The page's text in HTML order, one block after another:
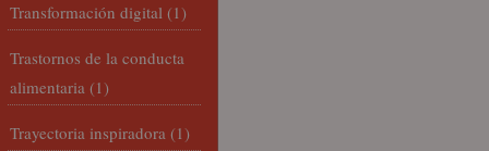
Transformación digital (1)
Trastornos de la conducta
alimentaria (1)
Trayectoria inspiradora (1)